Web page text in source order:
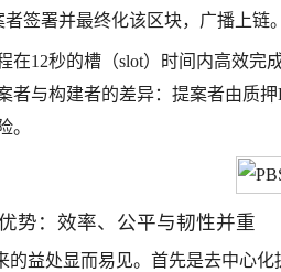
者签署并最终化该区块，广播上链。
在12秒的槽（slot）时间内高效完
者与构建者的差异：提案者由质
。
势：效率、公平与韧性并重
的益处显而易见。首先是去中心